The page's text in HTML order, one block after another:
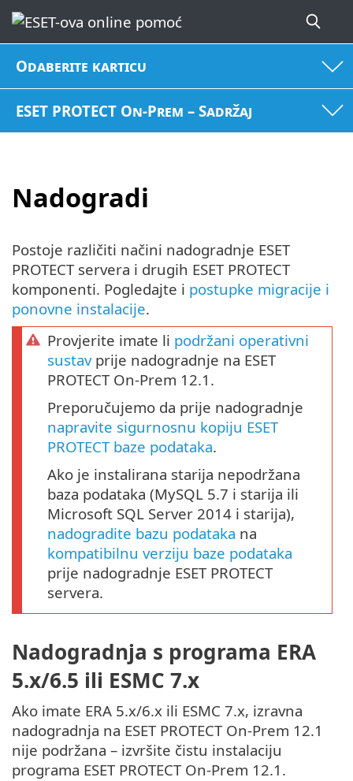
Odaberite karticu
ESET PROTECT On-Prem – Sadržaj
Nadogradi
Postoje različiti načini nadogradnje ESET
PROTECT servera i drugih ESET PROTECT
komponenti. Pogledajte i postupke migracije i
ponovne instalacije.
Provjerite imate li podržani operativni
sustavprije nadogradnje na ESET
PROTECT On-Prem 12.1.
Preporučujemo da prije nadogradnje
napravite sigurnosnu kopiju ESET
PROTECT baze podataka.
Ako je instalirana starija nepodržana
baza podataka (MySQL 5.7 i starija ili
Microsoft SQL Server 2014 i starija),
nadogradite bazu podataka na
kompatibilnu verziju baze podataka
prije nadogradnje ESET PROTECT
servera.
Nadogradnja s programa ERA
5.x/6.5 ili ESMC 7.x
Ako imate ERA 5.x/6.x ili ESMC 7.x, izravna
nadogradnja na ESET PROTECT On-Prem 12.1
nije podržana – izvršite čistu instalaciju
programa ESET PROTECT On-Prem 12.1.